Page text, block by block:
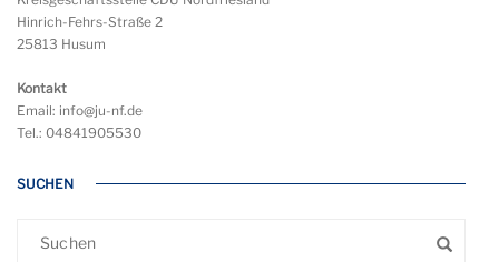
Hinrich-Fehrs-Straße 2
25813 Husum
Kontakt
Email: info@ju-nf.de
Tel.: 04841905530
SUCHEN